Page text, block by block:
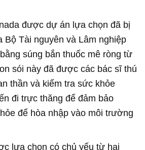
được dự án lựa chọn đã bị
Bộ Tài nguyên và Lâm nghiệp
súng bắn thuốc mê ròng từ
sói này đã được các bác sĩ thú
thần và kiểm tra sức khỏe
đi trực thăng để đảm bảo
để hòa nhập vào môi trường
lựa chọn có chủ yếu từ hai